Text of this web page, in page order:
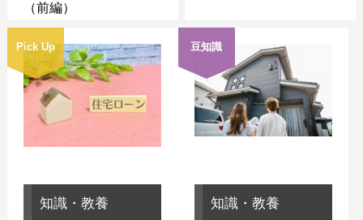
（前編）
Pick Up
知識・教養
豆知識
知識・教養